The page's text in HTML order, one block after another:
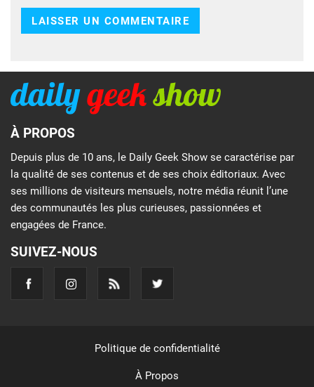
À PROPOS
Depuis plus de 10 ans, le Daily Geek Show se caractérise par
la qualité de ses contenus et de ses choix éditoriaux. Avec
ses millions de visiteurs mensuels, notre média réunit l’une
des communautés les plus curieuses, passionnées et
engagées de France.
SUIVEZ-NOUS
Politique de confidentialité
À Propos